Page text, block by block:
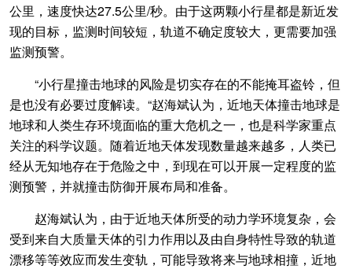
公里，速度快达27.5公里/秒。由于这两颗小行星都是新近发
现的目标，监测时间较短，轨道不确定度较大，更需要加强
监测预警。
“小行星撞击地球的风险是切实存在的不能掩耳盗铃，但
是也没有必要过度解读。“赵海斌认为，近地天体撞击地球是
地球和人类生存环境面临的重大危机之一，也是科学家重点
关注的科学议题。随着近地天体发现数量越来越多，人类已
经从无知地存在于危险之中，到现在可以开展一定程度的监
测预警，并就撞击防御开展布局和准备。
赵海斌认为，由于近地天体所受的动力学环境复杂，会
受到来自大质量天体的引力作用以及由自身特性导致的轨道
漂移等等效应而发生变轨，可能导致将来与地球相撞，近地